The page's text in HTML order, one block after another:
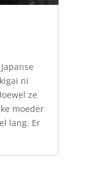
ni
ze
moeder
lang. Er